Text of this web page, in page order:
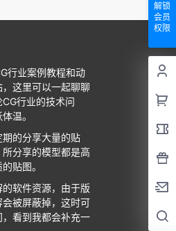
解锁
会员
权限
行业案例教程和动
这里可以一起聊聊
行业的技术问
温。
的分享大量的贴
分享的模型都是高
贴图。
软件资源，由于版
被屏蔽掉，这时可
看到我都会补充一